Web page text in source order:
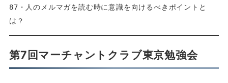
87・人のメルマガを読む時に意識を向けるべきポイントと
は？
第7回マーチャントクラブ東京勉強会